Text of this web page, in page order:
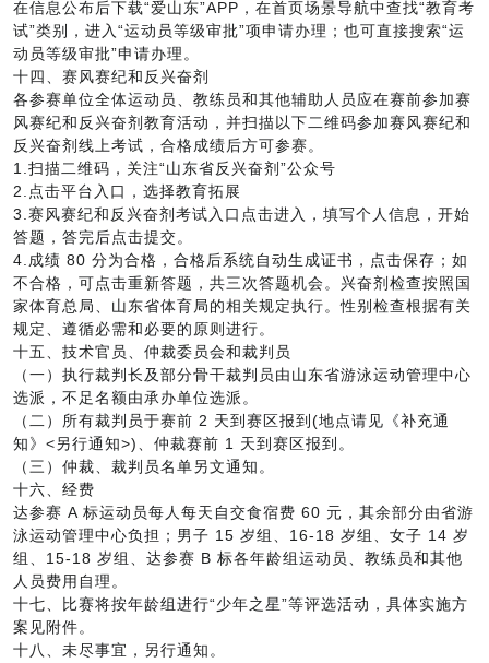
在信息公布后下载“爱山东”APP，在首页场景导航中查找“教育考
试”类别，进入“运动员等级审批”项申请办理；也可直接搜索“运
动员等级审批”申请办理。
十四、赛风赛纪和反兴奋剂
各参赛单位全体运动员、教练员和其他辅助人员应在赛前参加赛
风赛纪和反兴奋剂教育活动，并扫描以下二维码参加赛风赛纪和
反兴奋剂线上考试，合格成绩后方可参赛。
1.扫描二维码，关注“山东省反兴奋剂”公众号
2.点击平台入口，选择教育拓展
3.赛风赛纪和反兴奋剂考试入口点击进入，填写个人信息，开始
答题，答完后点击提交。
4.成绩 80 分为合格，合格后系统自动生成证书，点击保存；如
不合格，可点击重新答题，共三次答题机会。兴奋剂检查按照国
家体育总局、山东省体育局的相关规定执行。性别检查根据有关
规定、遵循必需和必要的原则进行。
十五、技术官员、仲裁委员会和裁判员
（一）执行裁判长及部分骨干裁判员由山东省游泳运动管理中心
选派，不足名额由承办单位选派。
（二）所有裁判员于赛前 2 天到赛区报到(地点请见《补充通
知》<另行通知>)、仲裁赛前 1 天到赛区报到。
（三）仲裁、裁判员名单另文通知。
十六、经费
达参赛 A 标运动员每人每天自交食宿费 60 元，其余部分由省游
泳运动管理中心负担；男子 15 岁组、16-18 岁组、女子 14 岁
组、15-18 岁组、达参赛 B 标各年龄组运动员、教练员和其他
人员费用自理。
十七、比赛将按年龄组进行“少年之星”等评选活动，具体实施方
案见附件。
十八、未尽事宜，另行通知。